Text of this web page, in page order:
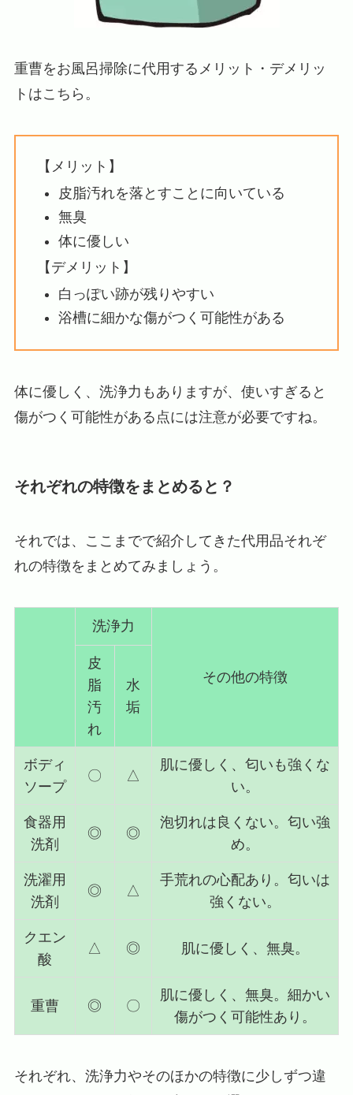
重曹をお風呂掃除に代用するメリット・デメリッ
トはこちら。
【メリット】
皮脂汚れを落とすことに向いている
無臭
体に優しい
【デメリット】
白っぽい跡が残りやすい
浴槽に細かな傷がつく可能性がある
体に優しく、洗浄力もありますが、使いすぎると
傷がつく可能性がある点には注意が必要ですね。
それぞれの特徴をまとめると？
それでは、ここまでで紹介してきた代用品それぞ
れの特徴をまとめてみましょう。
洗浄力
その他の特徴
皮
脂
汚
れ
水
垢
ボディ
ソープ
〇 △
肌に優しく、匂いも強くな
い。
食器用
洗剤
◎ ◎
泡切れは良くない。匂い強
め。
洗濯用
洗剤
◎ △
手荒れの心配あり。匂いは
強くない。
クエン
酸
△ ◎ 肌に優しく、無臭。
重曹 ◎ 〇
肌に優しく、無臭。細かい
傷がつく可能性あり。
それぞれ、洗浄力やそのほかの特徴に少しずつ違